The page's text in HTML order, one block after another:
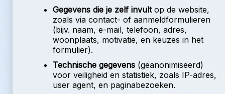
Gegevens die je zelf invultop de website,
zoals via contact- of aanmeldformulieren
(bijv. naam, e-mail, telefoon, adres,
woonplaats, motivatie, en keuzes in het
formulier).
Technische gegevens (geanonimiseerd)
voor veiligheid en statistiek, zoals IP-adres,
user agent, en paginabezoeken.